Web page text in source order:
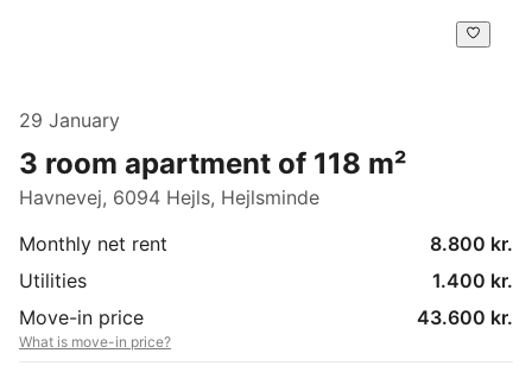
29 January
3 room apartment of 118 m²
Havnevej, 6094 Hejls, Hejlsminde
Monthly net rent
8.800 kr.
Utilities
1.400 kr.
Move-in price
43.600 kr.
What is move-in price?